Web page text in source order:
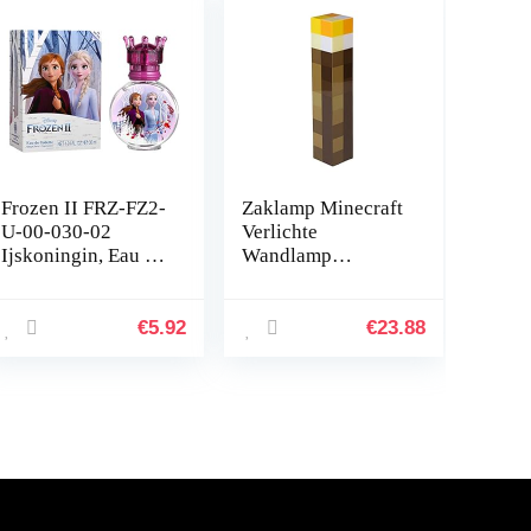
Frozen II FRZ-FZ2-
U-00-030-02
Ijskoningin, Eau de
€5.92
Zaklamp Minecraft
Verlichte
Wandlamp
Nachtlampje Hand
€23.88